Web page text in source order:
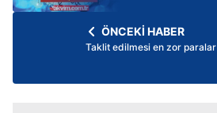
ÖNCEKİ HABER
Taklit edilmesi en zor paralar